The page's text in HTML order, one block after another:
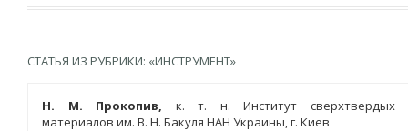
СТАТЬЯ ИЗ РУБРИКИ: «ИНСТРУМЕНТ»
Н. М. Прокопив, к. т. н. Институт сверхтвердых
материалов им. В. Н. Бакуля НАН Украины, г. Киев